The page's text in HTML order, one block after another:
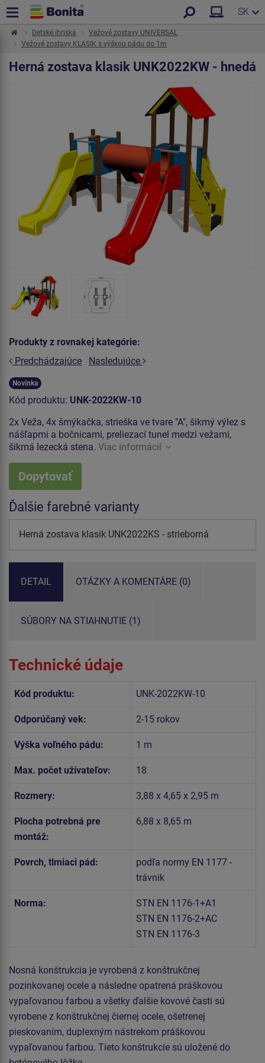
SK
Detské ihriská
Vežové zostavy UNIVERSAL
Vežové zostavy KLASIK s výškou pádu do 1m
Herná zostava klasik UNK2022KW - hnedá
Produkty z rovnakej kategórie:
Predchádzajúce
Nasledujúce
Novinka
Kód produktu: UNK-2022KW-10
2x Veža, 4x šmýkačka, strieška ve tvare "A", šikmý výlez s
nášľapmi a bočnicami, preliezací tunel medzi vežami,
šikmá lezecká stena. Viac informácií
Dopytovať
Ďalšie farebné varianty
Herná zostava klasik UNK2022KS - strieborná
DETAIL OTÁZKY A KOMENTÁRE (0)
SÚBORY NA STIAHNUTIE (1)
Technické údaje
Kód produktu: UNK-2022KW-10
Odporúčaný vek: 2-15 rokov
Výška voľného pádu: 1 m
Max. počet užívateľov: 18
Rozmery: 3,88 x 4,65 x 2,95 m
Plocha potrebná pre
montáž:
6,88 x 8,65 m
Povrch, tlmiaci pád:
podľa normy EN 1177 -
trávnik
Norma:
STN EN 1176-1+A1
STN EN 1176-2+AC
STN EN 1176-3
Nosná konštrukcia je vyrobená z konštrukčnej
pozinkovanej ocele a následne opatrená práškovou
vypaľovanou farbou a všetky ďalšie kovové časti sú
vyrobene z konštrukčnej čiernej ocele, ošetrenej
pieskovaním, duplexným nástrekom práškovou
vypaľovanou farbou. Tieto konštrukcie sú uložené do